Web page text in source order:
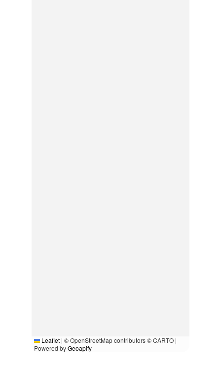
Leaflet | © OpenStreetMap contributors © CARTO |
Powered byGeoapify